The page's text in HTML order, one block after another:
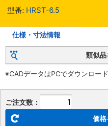
型番: HRST-6.5
仕様・寸法情報
類似
※CADデータはPCでダウンロー
ご注文数：
価